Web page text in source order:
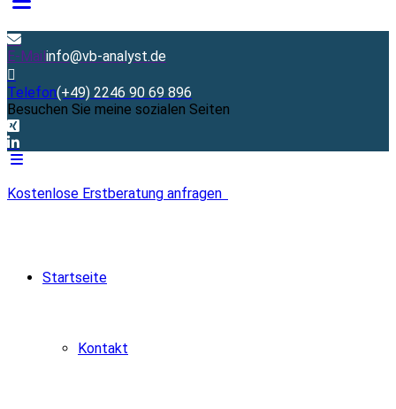
E-Mailinfo@vb-analyst.de
Telefon(+49) 2246 90 69 896
Besuchen Sie meine sozialen Seiten
Kostenlose Erstberatung anfragen
Startseite
Kontakt